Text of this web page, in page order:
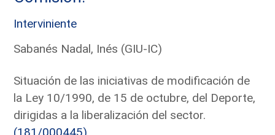
Interviniente
Sabanés Nadal, Inés (GIU-IC)
Situación de las iniciativas de modificación de
la Ley 10/1990, de 15 de octubre, del Deporte,
dirigidas a la liberalización del sector.
(181/000445)